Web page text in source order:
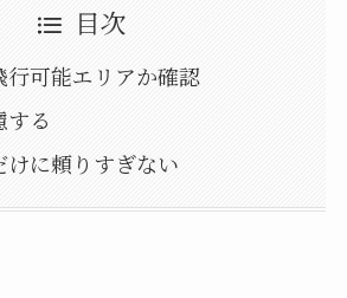
目次
行可能エリアか確認
する
けに頼りすぎない